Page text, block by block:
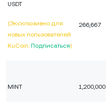
USDT
(Эксклюзивно для
новых пользователей
KuCoin: Подписаться)
266,667
MINT 1,200,000